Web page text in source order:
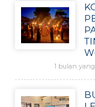
1 bulan